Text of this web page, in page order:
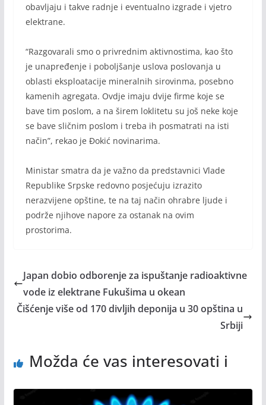
obavljaju i takve radnje i eventualno izgrade i vjetro
elektrane.
“Razgovarali smo o privrednim aktivnostima, kao što
je unapređenje i poboljšanje uslova poslovanja u
oblasti eksploatacije mineralnih sirovinma, posebno
kamenih agregata. Ovdje imaju dvije firme koje se
bave tim poslom, a na širem loklitetu su još neke koje
se bave sličnim poslom i treba ih posmatrati na isti
način”, rekao je Đokić novinarima.
Ministar smatra da je važno da predstavnici Vlade
Republike Srpske redovno posjećuju izrazito
nerazvijene opštine, te na taj način ohrabre ljude i
podrže njihove napore za ostanak na ovim
prostorima.
Japan dobio odborenje za ispuštanje radioaktivne
vode iz elektrane Fukušima u okean
Čišćenje više od 170 divljih deponija u 30 opština u
Srbiji
Možda će vas interesovati i